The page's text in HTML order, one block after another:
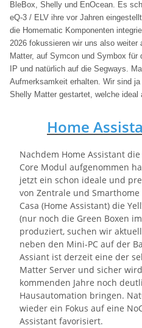
BleBox, Shelly und EnOcean. Es
eQ-3 / ELV ihre vor Jahren
die Homematic Komponenten
2026 fokussieren wir uns also
Matter, auf Symcon und Symbox für
IP und natürlich auf die Segways.
Aufmerksamkeit erhalten. Wir sind
Shelly Matter gestartet, welche
Home
Nachdem Home Assistant
Core Modul aufgenommen
jetzt ein schon ideale und
von Zentrale und
Casa (Home Assistant) die
(nur noch die Green Boxen
produziert, suchen wir
neben den Mini-PC auf der
Assiant ist derzeit eine der
Matter Server und sicher
kommenden Jahre noch
Hausautomation bringen.
wieder ein Fokus auf eine
Assistant favorisiert.